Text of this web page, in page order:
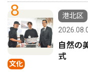
8
文化
港北区
自然の
式